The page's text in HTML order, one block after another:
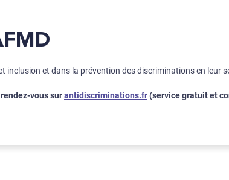
inclusion et dans la prévention des discriminations en leur
vous surantidiscriminations.fr(service gratuit et